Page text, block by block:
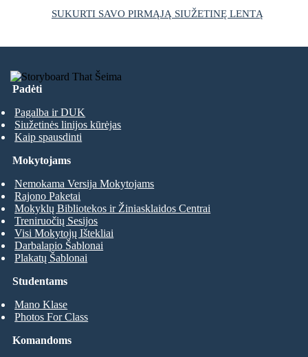
SUKURTI SAVO PIRMĄJĄ SIUŽETINĘ LENTĄ
Padėti
Pagalba ir DUK
Siužetinės linijos kūrėjas
Kaip spausdinti
Studentams
Mano Klase
Photos For Class
Mokytojams
Nemokama Versija Mokytojams
Rajono Paketai
Mokyklų Bibliotekos ir Žiniasklaidos Centrai
Treniruočių Sesijos
Visi Mokytojų Ištekliai
Darbalapio Šablonai
Plakatų Šablonai
Komandoms